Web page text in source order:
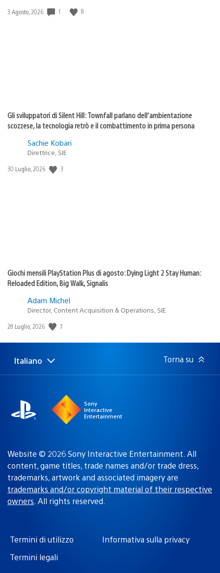
Data
3 Agosto, 2026 1 8
Gli sviluppatori di Silent Hill: Townfall parlano dell’ambientazione
scozzese, la tecnologia retrò e il combattimento in prima persona
Sachie Kobari
Direttrice, SIE
Data
30 Luglio, 2026 3
Giochi mensili PlayStation Plus di agosto: Dying Light 2 Stay Human:
Reloaded Edition, Big Walk, Signalis
Adam Michel
Director, Content Acquisition & Operations, SIE
Data
pubblicazione:
28 Luglio, 2026 7
Seleziona
Regione
Italiano Torna su
Sony
Interactive
Entertainment
Website © 2026 Sony Interactive Entertainment. All
content, game titles, trade names and/or trade dress,
trademarks, artwork and associated imagery are
trademarks and/or copyright material of their respective
owners. All rights reserved.
Termini di utilizzo
Informativa sulla privacy
Termini legali